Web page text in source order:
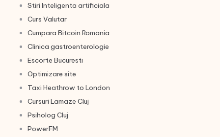
Stiri Inteligenta artificiala
Curs Valutar
Cumpara Bitcoin Romania
Clinica gastroenterologie
Escorte Bucuresti
Optimizare site
Taxi Heathrow to London
Cursuri Lamaze Cluj
Psiholog Cluj
PowerFM